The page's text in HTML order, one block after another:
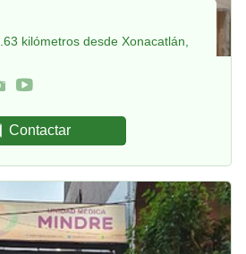
kilómetros desde Xonacatlán,
Contactar